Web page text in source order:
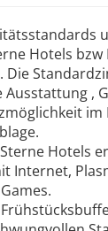
Hotels bzw
Die
Ausstattung ,
im
Hotels
Internet,